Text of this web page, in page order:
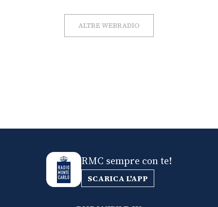
ALTRE WEBRADIO
RMC sempre con te!
SCARICA L'APP